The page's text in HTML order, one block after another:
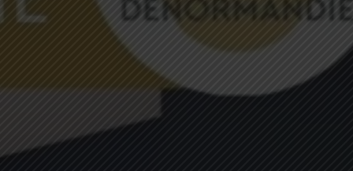
ACHETER AVEC EDIFIM
VENDRE SON TERRAIN
EDIFIM MONTAGNE